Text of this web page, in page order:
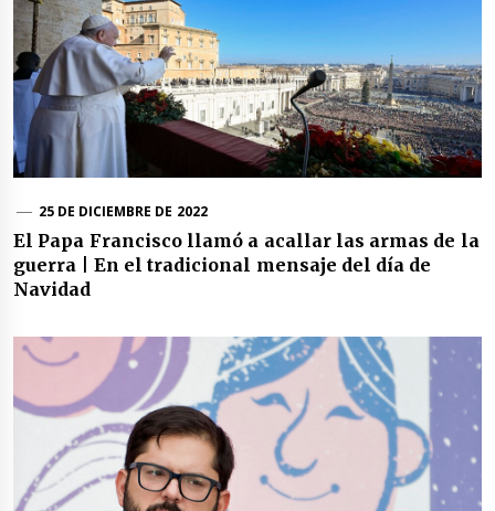
25 DE DICIEMBRE DE 2022
El Papa Francisco llamó a acallar las armas de la
guerra | En el tradicional mensaje del día de
Navidad